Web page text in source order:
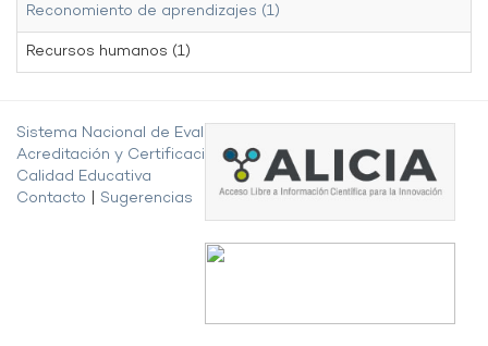
Reconomiento de aprendizajes (1)
Recursos humanos (1)
Sistema Nacional de Evaluación,
Acreditación y Certificación de la
Calidad Educativa
Contacto
Sugerencias